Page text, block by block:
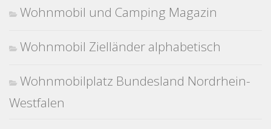
Wohnmobil und Camping Magazin
Wohnmobil Zielländer alphabetisch
Wohnmobilplatz Bundesland Nordrhein-
Westfalen